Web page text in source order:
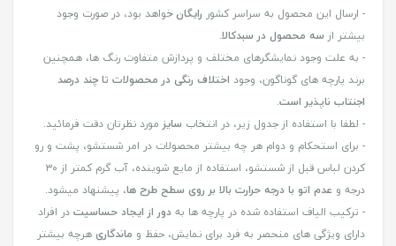
- ارسال این محصول به سراسر کشور رایگانخواهد بود، در صورت وجود
بیشتر از سه محصول در سبدکالا.
- به علت وجود نمایشگرهای مختلف و پردازش متفاوت رنگ ها، همچنین
برند پارچه های گوناگون، وجود اختلاف رنگی در محصولات تا چند درصد
اجنتاب ناپذیر است.
- لطفا با استفاده از جدول زیر، در انتخاب سایز مورد نظرتان دقت فرمائید.
- برای استحکام و دوام هر چه بیشتر محصولات در امر شستشو، پشت و رو
کردن لباس قبل از شستشو، استفاده از مایع شوینده، آب گرم کمتر از ۳۰
درجه و عدم اتو با درجه حرارت بالا بر روی سطح طرح ها، پیشنهاد میشود.
- ترکیب الیاف استفاده شده در پارچه ها بهدور از ایجاد حساسیتدر افراد
دارای ویژگی های منحصر به فرد برای نمایش، حفظ و ماندگاریهرچه بیشتر